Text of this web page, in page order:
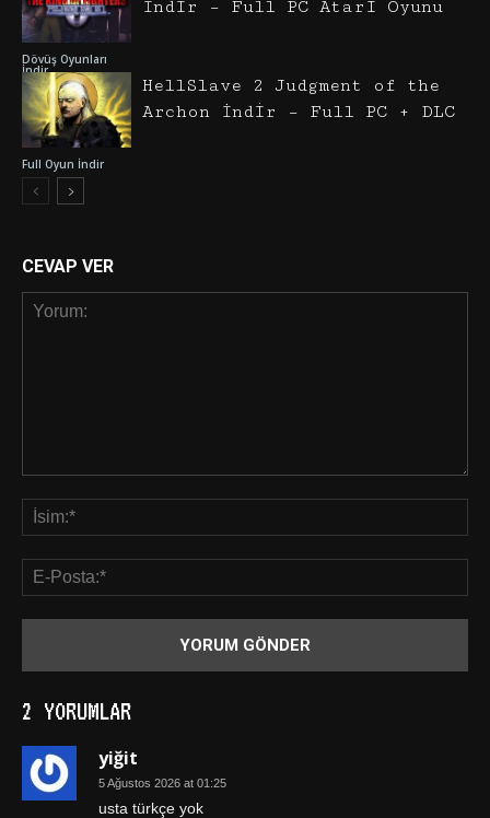
Dövüş Oyunları
İndir
İndir – Full PC Atari Oyunu
Full Oyun İndir
HellSlave 2 Judgment of the
Archon İndir – Full PC + DLC
CEVAP VER
2 YORUMLAR
yiğit
5 Ağustos 2026 at 01:25
usta türkçe yok